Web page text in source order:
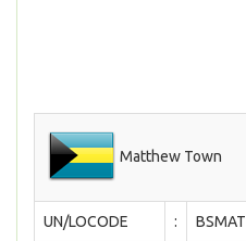
Matthew Town
UN/LOCODE : BSMAT